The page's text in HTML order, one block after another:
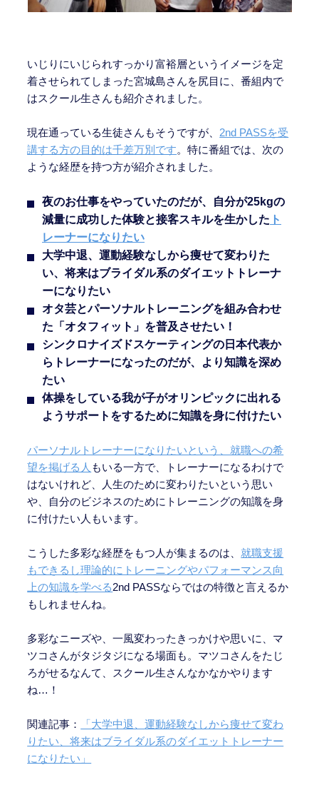
いじりにいじられすっかり富裕層というイメージを定
着させられてしまった宮城島さんを尻目に、番組内で
はスクール生さんも紹介されました。
現在通っている生徒さんもそうですが、 2nd PASSを受
講する方の目的は千差万別です。特に番組では、次の
ような経歴を持つ方が紹介されました。
夜のお仕事をやっていたのだが、自分が25kgの
減量に成功した体験と接客スキルを生かした ト
レーナーになりたい
大学中退、運動経験なしから痩せて変わりた
い、将来はブライダル系のダイエットトレーナ
ーになりたい
オタ芸とパーソナルトレーニングを組み合わせ
た「オタフィット」を普及させたい！
シンクロナイズドスケーティングの日本代表か
らトレーナーになったのだが、より知識を深め
たい
体操をしている我が子がオリンピックに出れる
ようサポートをするために知識を身に付けたい
パーソナルトレーナーになりたいという、就職への希
望を掲げる人 もいる一方で、トレーナーになるわけで
はないけれど、人生のために変わりたいという思い
や、自分のビジネスのためにトレーニングの知識を身
に付けたい人もいます。
こうした多彩な経歴をもつ人が集まるのは、 就職支援
もできるし理論的にトレーニングやパフォーマンス向
上の知識を学べる2nd PASSならではの特徴と言えるか
もしれませんね。
多彩なニーズや、一風変わったきっかけや思いに、マ
ツコさんがタジタジになる場面も。マツコさんをたじ
ろがせるなんて、スクール生さんなかなかやります
ね…！
関連記事： 「大学中退、運動経験なしから痩せて変わ
りたい 、将来はブライダル系のダイエットトレーナー
になりたい」